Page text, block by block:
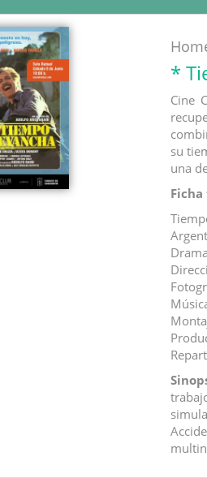
*
Cine
su
una